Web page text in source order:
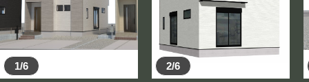
1/6 2/6